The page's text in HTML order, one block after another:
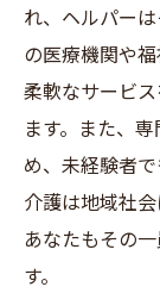
れ、ヘルパー
の医療機関や
柔軟なサービ
ます。また、
め、未経験者
介護は地域社会
あなたもその
す。